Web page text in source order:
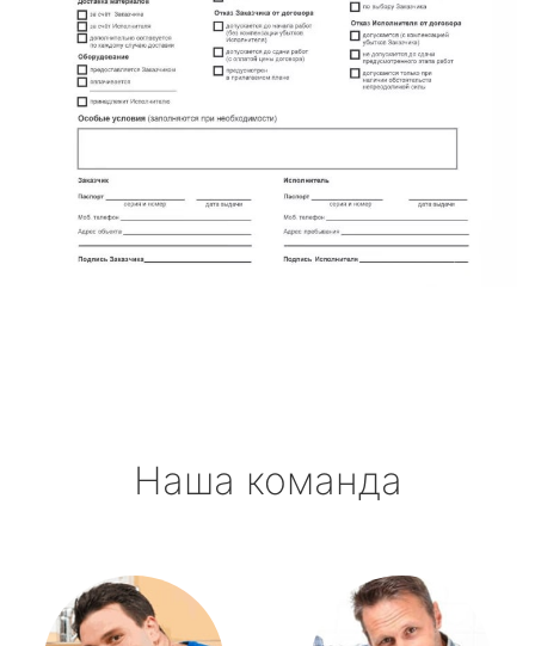
Наша команда